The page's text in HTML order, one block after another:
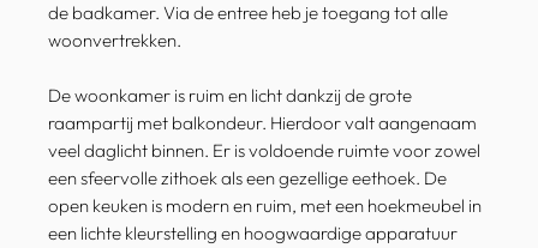
de badkamer. Via de entree heb je toegang tot alle
woonvertrekken.
De woonkamer is ruim en licht dankzij de grote
raampartij met balkondeur. Hierdoor valt aangenaam
veel daglicht binnen. Er is voldoende ruimte voor zowel
een sfeervolle zithoek als een gezellige eethoek. De
open keuken is modern en ruim, met een hoekmeubel in
een lichte kleurstelling en hoogwaardige apparatuur